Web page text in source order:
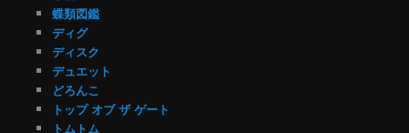
蝶類図鑑
ディグ
ディスク
デュエット
どろんこ
トップ オブ ザ ゲート
トムトム